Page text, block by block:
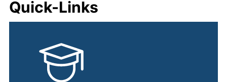
Quick-Links